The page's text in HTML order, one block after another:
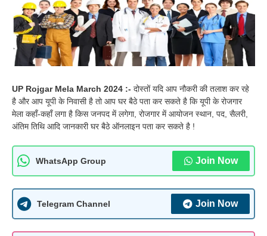
UP Rojgar Mela March 2024 :- दोस्तों यदि आप नौकरी की तलाश कर रहे
है और आप यूपी के निवासी है तो आप घर बैठे पता कर सकते है कि यूपी के रोजगार
मेला कहाँ-कहाँ लगा है किस जनपद में लगेगा, रोजगार में आयोजन स्थान, पद, सैलरी,
अंतिम तिथि आदि जानकारी घर बैठे ऑनलाइन पता कर सकते है !
WhatsApp Group Join Now
Telegram Channel Join Now